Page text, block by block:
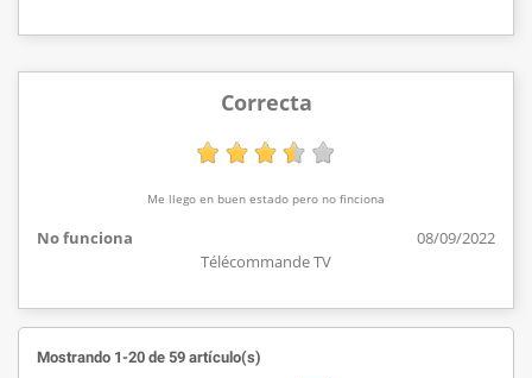
Correcta
Me llego en buen estado pero no finciona
No funciona
08/09/2022
Télécommande TV
Mostrando 1-20 de 59 artículo(s)